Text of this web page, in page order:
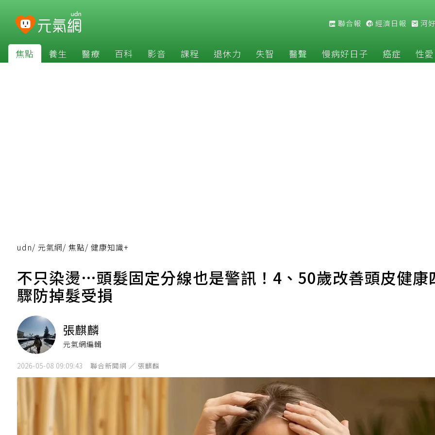
聯合報 經濟日報 河
焦點 養生 醫療 百科 影音 課程 退休力 失智 醫聲 慢病好日子 癌症 性愛
udn/ 元氣網/ 焦點/ 健康知識+
不只染燙…頭髮固定分線也是警訊！4、50歲改善頭皮健
驟防掉髮受損
張麒麟
元氣網編輯
2026-05-08 09:09:43 聯合新聞網 ／ 張麒麟